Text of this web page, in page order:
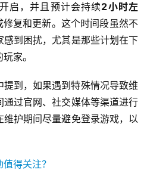
启，并且预计会持续2小时左
修复和更新。这个时间段虽然不
到困扰，尤其是那些计划在下
家。
提到，如果遇到特殊情况导致维
过官网、社交媒体等渠道进行
护期间尽量避免登录游戏，以